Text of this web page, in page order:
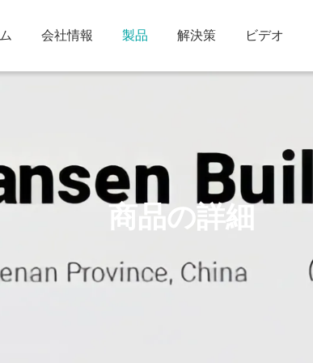
会社情報 製品 解決策 ビデオ
商品の詳細